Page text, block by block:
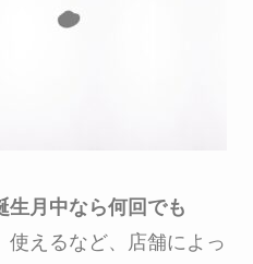
生月中なら何回でも
使えるなど、店舗によっ